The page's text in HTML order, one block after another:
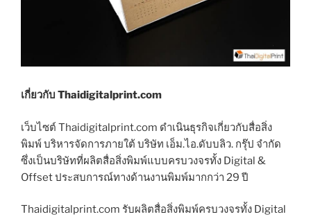
เกี่ยวกับ Thaidigitalprint.com
เว็บไซต์ Thaidigitalprint.com ดำเนินธุรกิจเกี่ยวกับสื่อสิ่ง
พิมพ์ บริหารจัดการภายใต้ บริษัท เอ็ม.ไอ.ดับบลิว. กรุ๊ป จำกัด
ซึ่งเป็นบริษัทที่ผลิตสื่อสิ่งพิมพ์แบบครบวงจรทั้ง Digital &
Offset ประสบการณ์ทางด้านงานพิมพ์มากกว่า 29 ปี
Thaidigitalprint.com รับผลิตสื่อสิ่งพิมพ์ครบวงจรทั้ง Digital